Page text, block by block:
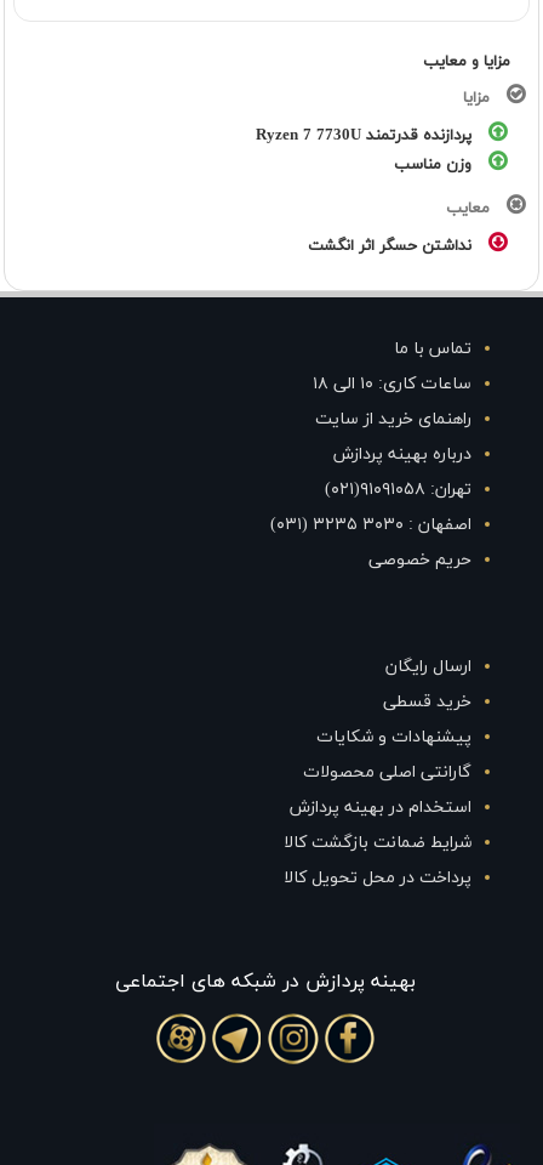
مزایا و معایب
مزایا
پردازنده قدرتمند Ryzen 7 7730U
وزن مناسب
معایب
نداشتن حسگر اثر انگشت
تماس با ما
ساعات کاری: ۱۰ الی ۱۸
راهنمای خرید از سایت
درباره بهینه پردازش
تهران: ۹۱۰۹۱۰۵۸(۰۲۱)
اصفهان : ۳۰۳۰ ۳۲۳۵ (۰۳۱)
حریم خصوصی
ارسال رایگان
خرید قسطی
پیشنهادات و شکایات
گارانتی اصلی محصولات
استخدام در بهینه پردازش
شرایط ضمانت بازگشت کالا
پرداخت در محل تحویل کالا
بهينه پردازش در شبکه های اجتماعی